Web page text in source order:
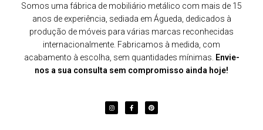
Somos uma fábrica de mobiliário metálico com mais de 15
anos de experiência, sediada em Águeda, dedicados à
produção de móveis para várias marcas reconhecidas
internacionalmente. Fabricamos à medida, com
acabamento à escolha, sem quantidades mínimas. Envie-
nos a sua consulta sem compromisso ainda hoje!